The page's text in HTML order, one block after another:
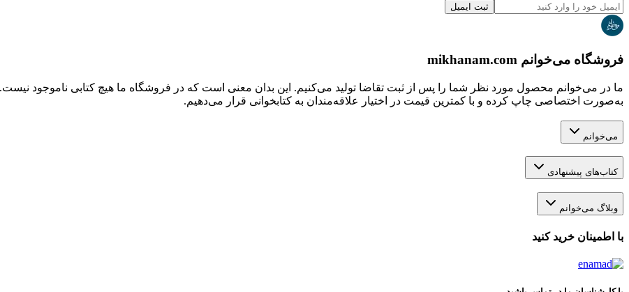
ثبت ایمیل
فروشگاه می‌خوانم mikhanam.com
ما در می‌خوانم محصول مورد نظر شما را پس از ثبت تقاضا تولید می‌کنیم. این بدان معنی است که در فروشگاه ما هیچ کتابی ناموجود
به‌صورت اختصاصی چاپ کرده و با کمترین قیمت در اختیار علاقه‌مندان به کتابخوانی قرار می‌دهیم.
می‌خوانم
کتاب‌های پیشنهادی
وبلاگ می‌خوانم
با اطمینان خرید کنید